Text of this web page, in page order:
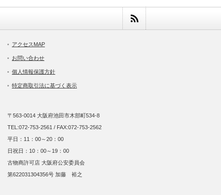
アクセスMAP
お問い合わせ
個人情報保護方針
特定商取引法に基づく表示
〒563-0014 大阪府池田市木部町534-8
TEL:072-753-2561 / FAX:072-753-2562
平日：11：00～20：00
日祝日：10：00～19：00
古物商許可店 大阪府公安委員会
第622031304356号 加藤 裕之